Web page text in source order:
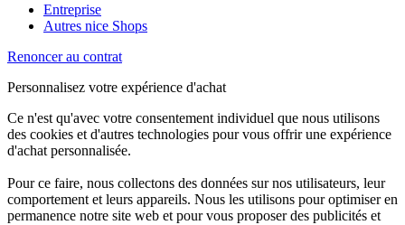
Entreprise
Autres nice Shops
Renoncer au contrat
Personnalisez votre expérience d'achat
Ce n'est qu'avec votre consentement individuel que nous utilisons
des cookies et d'autres technologies pour vous offrir une expérience
d'achat personnalisée.
Pour ce faire, nous collectons des données sur nos utilisateurs, leur
comportement et leurs appareils. Nous les utilisons pour optimiser en
permanence notre site web et pour vous proposer des publicités et